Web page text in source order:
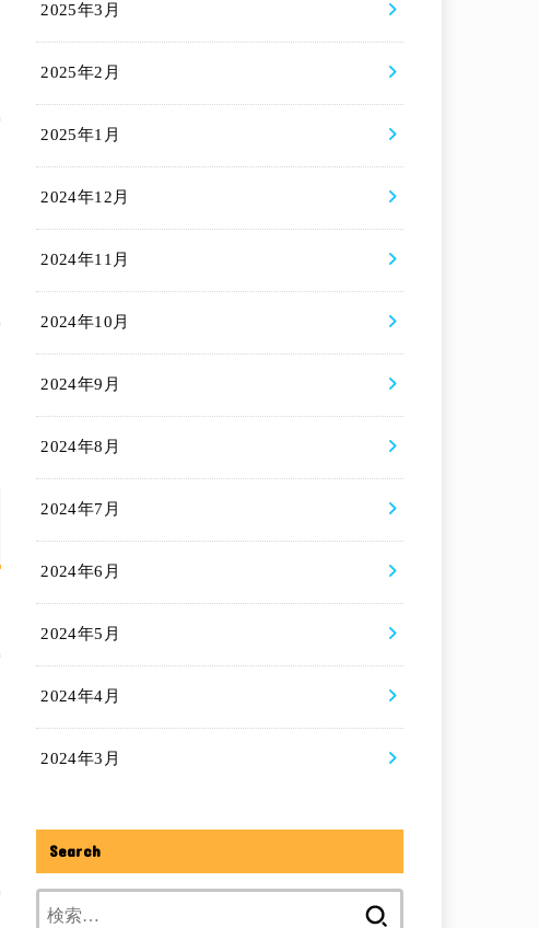
2025年3月
2025年2月
2025年1月
2024年12月
2024年11月
2024年10月
2024年9月
2024年8月
2024年7月
2024年6月
2024年5月
2024年4月
2024年3月
Search